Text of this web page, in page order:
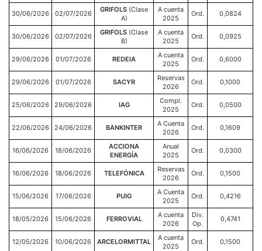
30/06/2026 02/07/2026 GRIFOLS (Clase
A)
A cuenta
2025
Ord. 0,0824
30/06/2026 02/07/2026 GRIFOLS (Clase
B)
A cuenta
2025
Ord. 0,0925
29/06/2026 01/07/2026 REDEIA
A cuenta
2025
Ord. 0,6000
29/06/2026 01/07/2026 SACYR
Reservas
2026
Ord. 0,1000
25/06/2026 29/06/2026 IAG
Compl.
2025
Ord. 0,0500
22/06/2026 24/06/2026 BANKINTER
A Cuenta
2026
Ord. 0,1609
16/06/2026 18/06/2026
ACCIONA
ENERGÍA
Anual
2025
Ord. 0,0300
16/06/2026 18/06/2026 TELEFÓNICA
Reservas
2026
Ord. 0,1500
15/06/2026 17/06/2026 PUIG
A Cuenta
2025
Ord. 0,4216
18/05/2026 15/06/2026 FERROVIAL
A cuenta
2026
Div.
Op.
0,4741
12/05/2026 10/06/2026 ARCELORMITTAL
A cuenta
2025
Ord. 0,1500